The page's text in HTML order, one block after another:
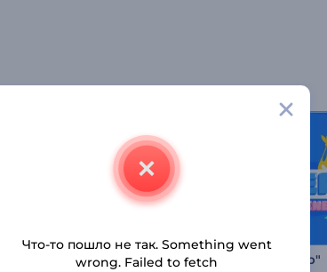
Фотогалерея: Романтический вечер Заставка "Бейби Шауер"
Что-то пошло не так. Something went
wrong. Failed to fetch